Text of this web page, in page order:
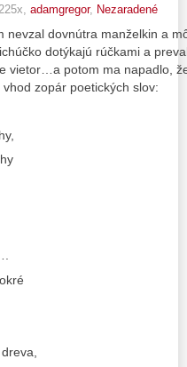
adamgregor, Nezaradené
nevzal dovnútra manželkin a
dotýkajú rúčkami a
vietor…a potom ma napadlo,
zopár poetických slov: